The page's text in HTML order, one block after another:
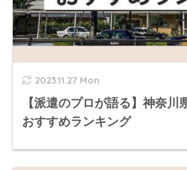
2023.11.27 Mon
【派遣のプロが語る】神奈川
おすすめランキング